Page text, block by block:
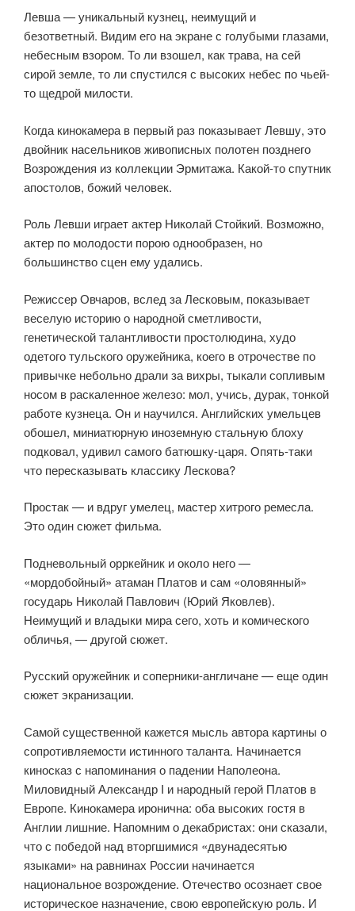
Левша — уникальный кузнец, неимущий и
безответный. Видим его на экране с голубыми глазами,
небесным взором. То ли взошел, как трава, на сей
сирой земле, то ли спустился с высоких небес по чьей-
то щедрой милости.
Когда кинокамера в первый раз показывает Левшу, это
двойник насельников живописных полотен позднего
Возрождения из коллекции Эрмитажа. Какой-то спутник
апостолов, божий человек.
Роль Левши играет актер Николай Стойкий. Возможно,
актер по молодости порою однообразен, но
большинство сцен ему удались.
Режиссер Овчаров, вслед за Лесковым, показывает
веселую историю о народной сметливости,
генетической талантливости простолюдина, худо
одетого тульского оружейника, коего в отрочестве по
привычке небольно драли за вихры, тыкали сопливым
носом в раскаленное железо: мол, учись, дурак, тонкой
работе кузнеца. Он и научился. Английских умельцев
обошел, миниатюрную иноземную стальную блоху
подковал, удивил самого батюшку-царя. Опять-таки
что пересказывать классику Лескова?
Простак — и вдруг умелец, мастер хитрого ремесла.
Это один сюжет фильма.
Подневольный орркейник и около него —
«мордобойный» атаман Платов и сам «оловянный»
государь Николай Павлович (Юрий Яковлев).
Неимущий и владыки мира сего, хоть и комического
обличья, — другой сюжет.
Русский оружейник и соперники-англичане — еще один
сюжет экранизации.
Самой существенной кажется мысль автора картины о
сопротивляемости истинного таланта. Начинается
киносказ с напоминания о падении Наполеона.
Миловидный Александр I и народный герой Платов в
Европе. Кинокамера иронична: оба высоких гостя в
Англии лишние. Напомним о декабристах: они сказали,
что с победой над вторгшимися «двунадесятью
языками» на равнинах России начинается
национальное возрождение. Отечество осознает свое
историческое назначение, свою европейскую роль. И